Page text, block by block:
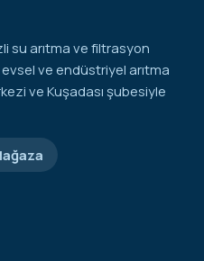
su arıtma ve filtrasyon
ve endüstriyel arıtma
ve Kuşadası şubesiyle